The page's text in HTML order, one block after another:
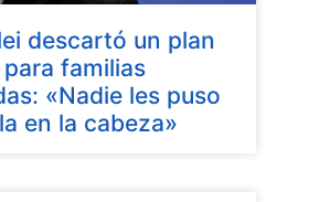
descartó un plan
familias
«Nadie les puso
en la cabeza»